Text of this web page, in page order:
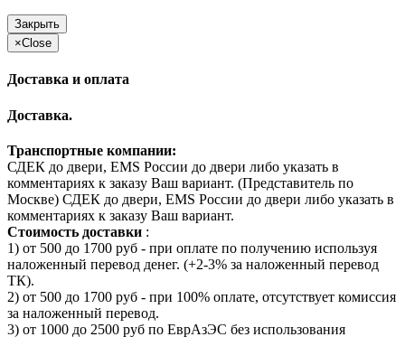
Закрыть
×Close
Доставка и оплата
Доставка.
Транспортные компании:
СДЕК до двери, EMS России до двери либо указать в
комментариях к заказу Ваш вариант. (Представитель по
Москве) СДЕК до двери, EMS России до двери либо указать в
комментариях к заказу Ваш вариант.
Стоимость доставки :
1) от 500 до 1700 руб - при оплате по получению используя
наложенный перевод денег. (+2-3% за наложенный перевод
ТК).
2) от 500 до 1700 руб - при 100% оплате, отсутствует комиссия
за наложенный перевод.
3) от 1000 до 2500 руб по ЕврАзЭС без использования